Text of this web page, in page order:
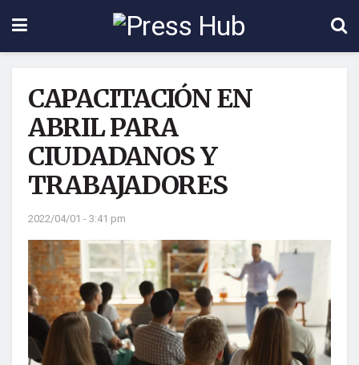
CAPACITACIÓN EN
ABRIL PARA
CIUDADANOS Y
TRABAJADORES
2022/04/01 - 3:41 pm